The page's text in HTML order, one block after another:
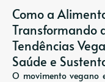
Como a
Transformando
Tendências
Saúde e
O movimento vegano